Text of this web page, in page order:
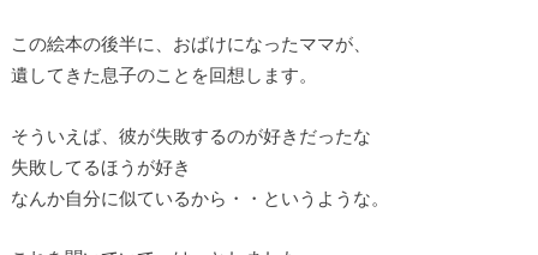
この絵本の後半に、おばけになったママが、
遺してきた息子のことを回想します。
そういえば、彼が失敗するのが好きだったな
失敗してるほうが好き
なんか自分に似ているから・・というような。